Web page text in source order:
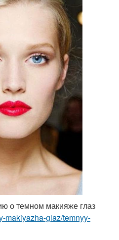
о темном макияже глаз
makiyazha-glaz/temnyy-